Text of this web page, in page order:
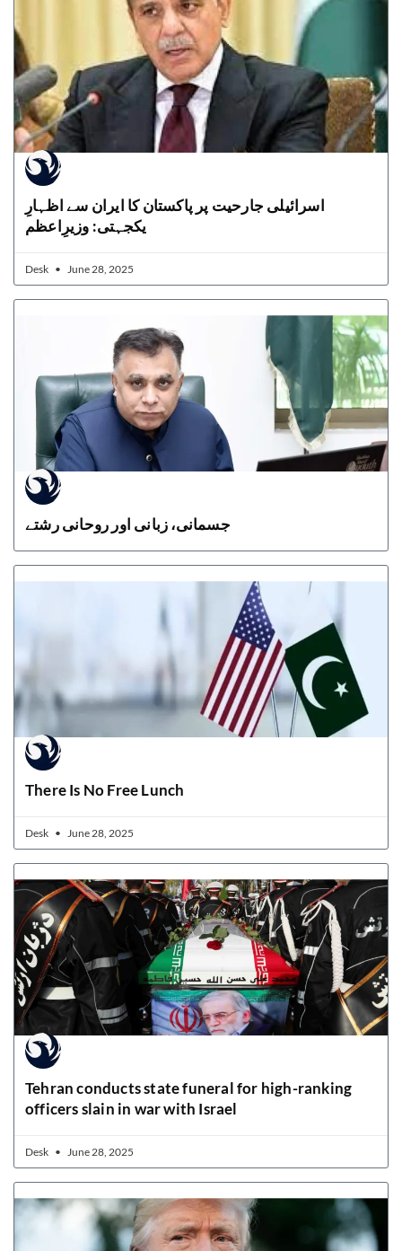
اسرائیلی جارحیت پر پاکستان کا ایران سے اظہارِ
یکجہتی: وزیرِاعظم
Desk June 28, 2025
جسمانی، زبانی اور روحانی رشتے
There Is No Free Lunch
Desk June 28, 2025
Tehran conducts state funeral for high-ranking
officers slain in war with Israel
Desk June 28, 2025